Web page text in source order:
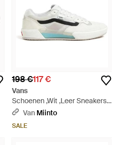
198 €117 €
Vans
Schoenen ,Wit ,Leer Sneakers -
Wit Van Miinto
SALE